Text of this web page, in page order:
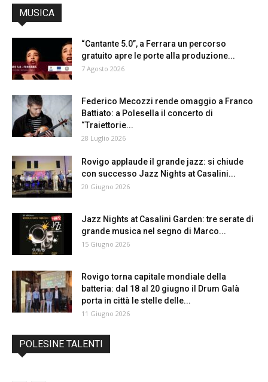
MUSICA
“Cantante 5.0”, a Ferrara un percorso
gratuito apre le porte alla produzione...
7 Agosto 2026
Federico Mecozzi rende omaggio a Franco
Battiato: a Polesella il concerto di
“Traiettorie...
28 Luglio 2026
Rovigo applaude il grande jazz: si chiude
con successo Jazz Nights at Casalini...
20 Giugno 2026
Jazz Nights at Casalini Garden: tre serate di
grande musica nel segno di Marco...
15 Giugno 2026
Rovigo torna capitale mondiale della
batteria: dal 18 al 20 giugno il Drum Galà
porta in città le stelle delle...
11 Giugno 2026
POLESINE TALENTI